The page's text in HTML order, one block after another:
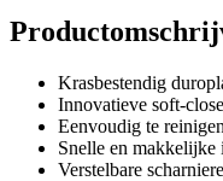
Krasbestendig
Innovatieve soft-
Eenvoudig te
Snelle en makkelijke
Verstelbare